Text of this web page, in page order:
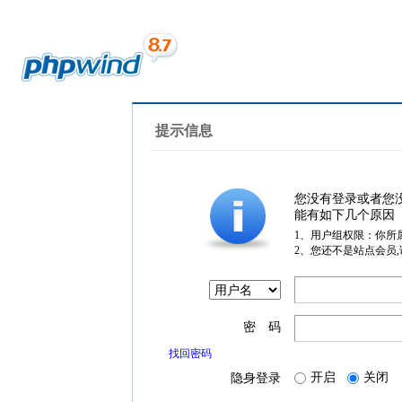
提示信息
您没有登录或者您
能有如下几个原因
1、用户组权限：你所
2、您还不是站点会员
密 码
找回密码
隐身登录 开启 关闭